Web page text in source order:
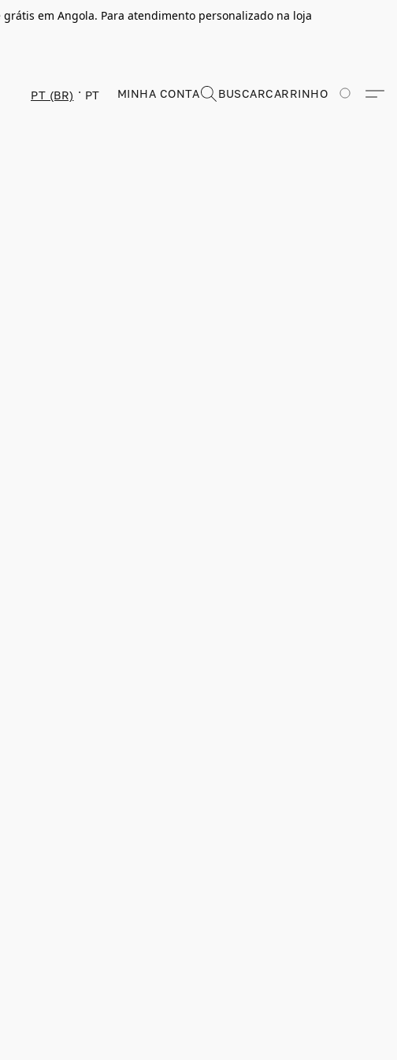
em Angola. Para atendimento personalizado na loja
PT (BR) PT MINHA CONTA BUSCARCARRINHO